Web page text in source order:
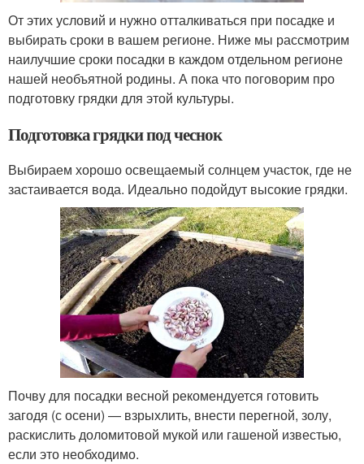
От этих условий и нужно отталкиваться при посадке и
выбирать сроки в вашем регионе. Ниже мы рассмотрим
наилучшие сроки посадки в каждом отдельном регионе
нашей необъятной родины. А пока что поговорим про
подготовку грядки для этой культуры.
Подготовка грядки под чеснок
Выбираем хорошо освещаемый солнцем участок, где не
застаивается вода. Идеально подойдут высокие грядки.
Почву для посадки весной рекомендуется готовить
загодя (с осени) — взрыхлить, внести перегной, золу,
раскислить доломитовой мукой или гашеной известью,
если это необходимо.